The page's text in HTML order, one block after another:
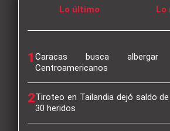
Lo último Lo
1Caracas busca
Centroamericanos
2Tiroteo en Tailandia dejó saldo
30 heridos